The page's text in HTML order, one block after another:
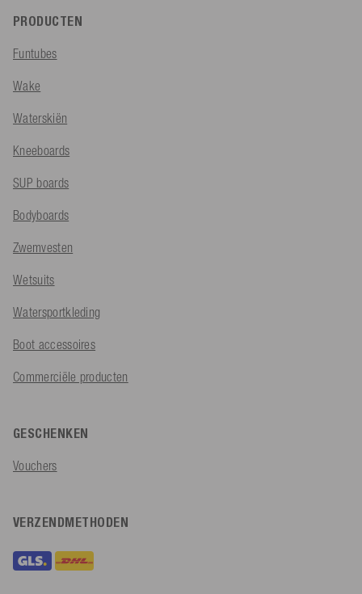
PRODUCTEN
Funtubes
Wake
Waterskiën
Kneeboards
SUP boards
Bodyboards
Zwemvesten
Wetsuits
Watersportkleding
Boot accessoires
Commerciële producten
GESCHENKEN
Vouchers
VERZENDMETHODEN